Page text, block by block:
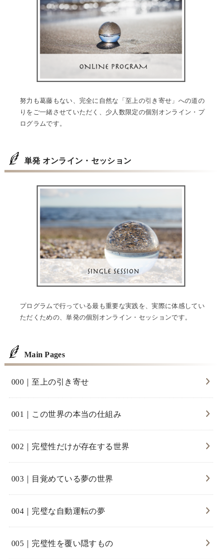
努力も葛藤もない、完全に自然な「至上の引き寄せ」への道の
りをご一緒させていただく、少人数限定の個別オンライン・プ
ログラムです。
単発 オンライン・セッション
プログラムで行っている最も重要な実践を、実際に体感してい
ただくための、単発の個別オンライン・セッションです。
Main Pages
000｜至上の引き寄せ
001｜この世界の本当の仕組み
002｜完璧性だけが存在する世界
003｜目覚めている夢の世界
004｜完璧な自動運転の夢
005｜完璧性を覆い隠すもの